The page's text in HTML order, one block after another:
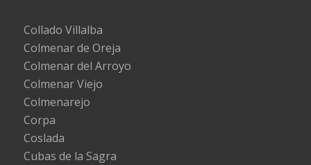
Collado Villalba
Colmenar de Oreja
Colmenar del Arroyo
Colmenar Viejo
Colmenarejo
Corpa
Coslada
Cubas de la Sagra